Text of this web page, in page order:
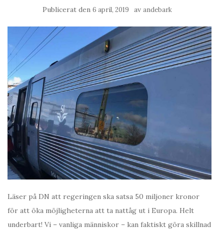
Publicerat den 6 april, 2019 av andebark
Läser på DN att regeringen ska satsa 50 miljoner kronor
för att öka möjligheterna att ta nattåg ut i Europa. Helt
underbart! Vi – vanliga människor – kan faktiskt göra skillnad